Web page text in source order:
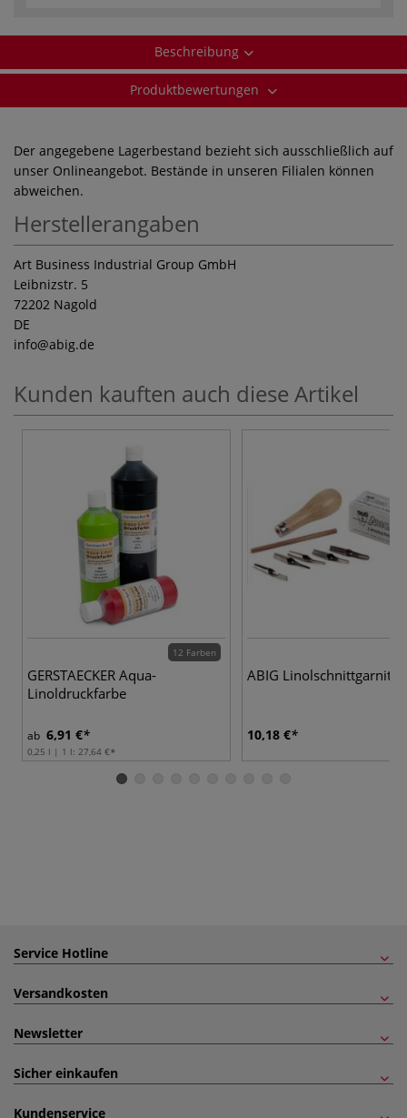
Beschreibung
Produktbewertungen
Der angegebene Lagerbestand bezieht sich ausschließlich auf
unser Onlineangebot. Bestände in unseren Filialen können
abweichen.
Herstellerangaben
Art Business Industrial Group GmbH
Leibnizstr. 5
72202 Nagold
DE
info@abig.de
Kunden kauften auch diese Artikel
12 Farben
GERSTAECKER Aqua-
Linoldruckfarbe
ab 6,91 €
0,25 l | 1 l: 27,64 €
ABIG Linolschnittgarnitur
10,18 €
Service Hotline
Versandkosten
Newsletter
Sicher einkaufen
Kundenservice